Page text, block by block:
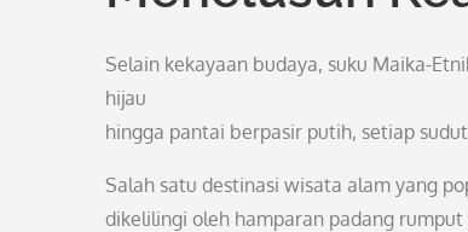
Selain kekayaan budaya, suku Maika-
hijau
hingga pantai berpasir putih, setiap
Salah satu destinasi wisata alam yang
dikelilingi oleh hamparan padang